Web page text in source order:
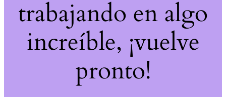
trabajando en algo
increíble, ¡vuelve
pronto!